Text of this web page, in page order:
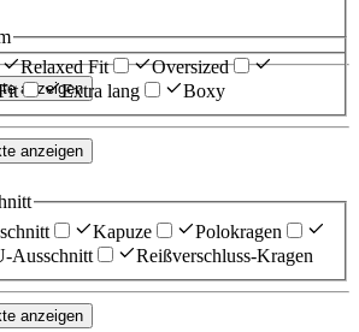
anzeigen
Relaxed Fit
Oversized
Extra lang Boxy
anzeigen
Kapuze
Polokragen
Ausschnitt Reißverschluss-Kragen
anzeigen